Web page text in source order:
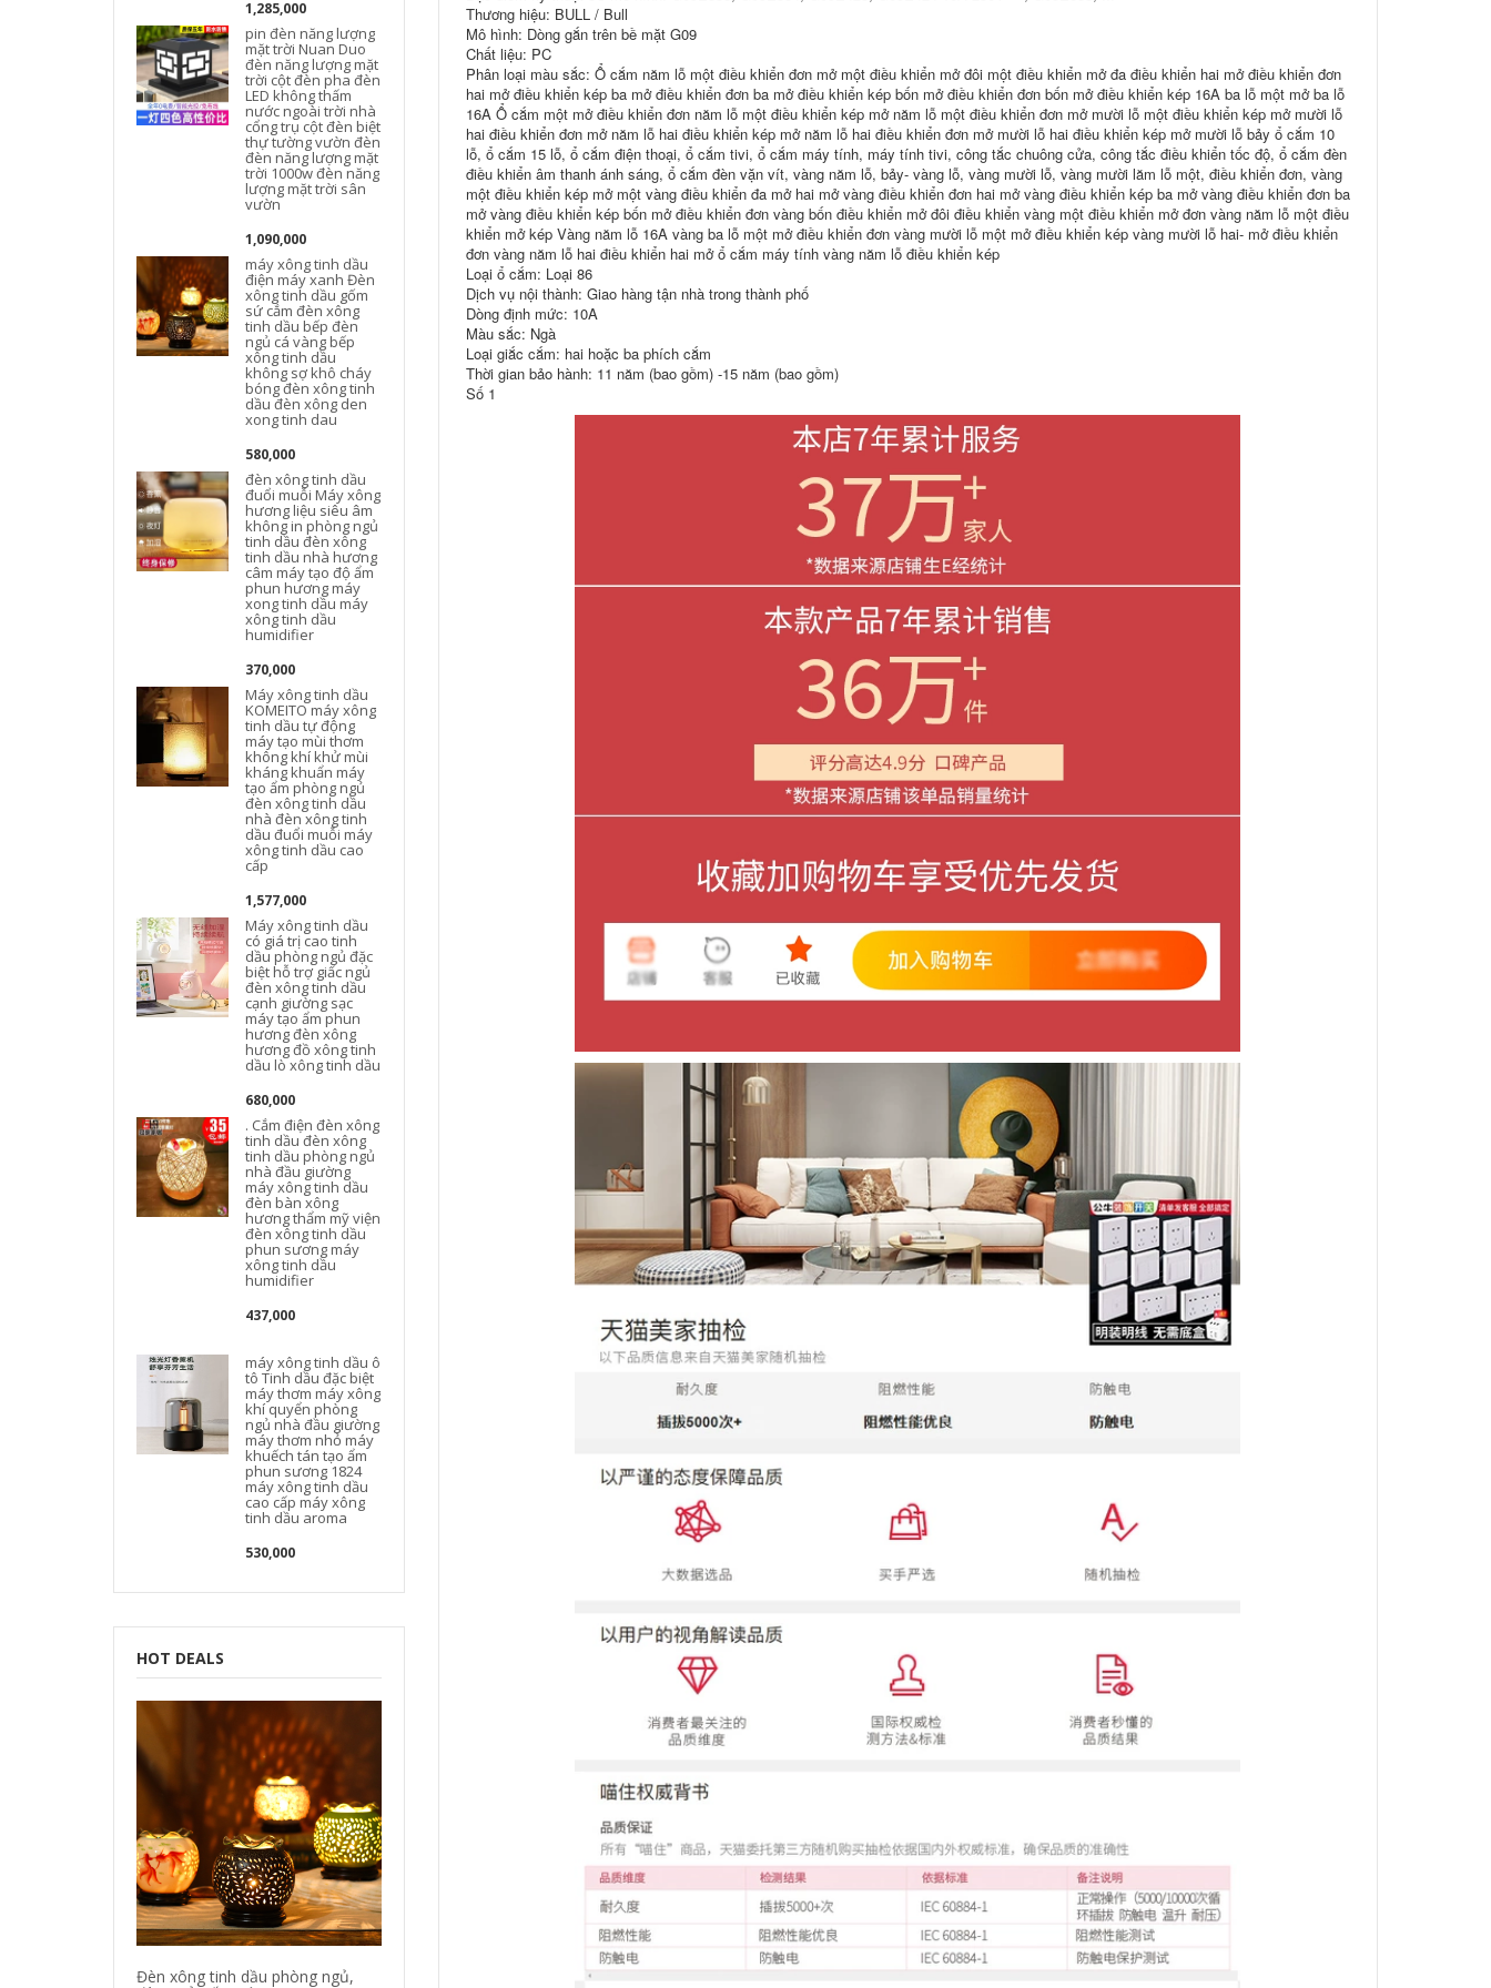
1,285,000
pin đèn năng lượng
mặt trời Nuan Duo
đèn năng lượng mặt
trời cột đèn pha đèn
LED không thấm
nước ngoài trời nhà
cổng trụ cột đèn biệt
thự tường vườn đèn
đèn năng lượng mặt
trời 1000w đèn năng
lượng mặt trời sân
vườn
1,090,000
máy xông tinh dầu
điện máy xanh Đèn
xông tinh dầu gốm
sứ cắm đèn xông
tinh dầu bếp đèn
ngủ cá vàng bếp
xông tinh dầu
không sợ khô cháy
bóng đèn xông tinh
dầu đèn xông den
xong tinh dau
580,000
đèn xông tinh dầu
đuổi muỗi Máy xông
hương liệu siêu âm
không in phòng ngủ
tinh dầu đèn xông
tinh dầu nhà hương
câm máy tạo độ ẩm
phun hương máy
xong tinh dầu máy
xông tinh dầu
humidifier
370,000
Máy xông tinh dầu
KOMEITO máy xông
tinh dầu tự động
máy tạo mùi thơm
không khí khử mùi
kháng khuẩn máy
tạo ẩm phòng ngủ
đèn xông tinh dầu
nhà đèn xông tinh
dầu đuổi muỗi máy
xông tinh dầu cao
cấp
1,577,000
Máy xông tinh dầu
có giá trị cao tinh
dầu phòng ngủ đặc
biệt hỗ trợ giấc ngủ
đèn xông tinh dầu
cạnh giường sạc
máy tạo ẩm phun
hương đèn xông
hương đồ xông tinh
dầu lò xông tinh dầu
680,000
. Cắm điện đèn xông
tinh dầu đèn xông
tinh dầu phòng ngủ
nhà đầu giường
máy xông tinh dầu
đèn bàn xông
hương thẩm mỹ viện
đèn xông tinh dầu
phun sương máy
xông tinh dầu
humidifier
437,000
máy xông tinh dầu ô
tô Tinh dầu đặc biệt
máy thơm máy xông
khí quyển phòng
ngủ nhà đầu giường
máy thơm nhỏ máy
khuếch tán tạo ẩm
phun sương 1824
máy xông tinh dầu
cao cấp máy xông
tinh dầu aroma
530,000
máy xông tinh dầu
594,000
máy xông tinh dầu
humidifier Liuli
home phòng ngủ
thơm trị liệu tạo ẩm
hỗ trợ giấc ngủ đèn
xông tinh dầu máy
trợ giúp giấc ngủ
siêu âm máy xông
hương đèn xông
hương đèn thắp
hương đèn xông
tinh dầu gỗ đốt tinh
dầu
1,762,000
đèn sưởi nhà tắm
âm trần Đèn đèn
lồng truyền thống
Yuba Đèn hâm mộ
Đèn tích hợp Đèn
tích hợp Nhà vệ sinh
Lào -Kiểu trần Bong
xả ấm Ác đèn sưởi
đèn hồng ngoại
gia đình Đèn sưởi
nhà tắm máy sưởi
phí đèn sưởi phòng
tắm treo tường sưởi
ấm không khí sưởi
cháy nổ đèn sưởi
ấm giá đèn sưởi
âm trần
764,000
máy sưởi phòng
ngủ Op ánh sáng
bóng đèn LED sưởi
ấm bong bóng sưởi
ấm treo tường Yuba
bóng bong bóng
phòng tắm phòng
tắm chống cháy nổ
hộ gia đình nên
mua đèn sưởi nhà
sưởi phòng tắm
đèn sưởi nhà tắm
Yuba bóng đèn sưởi
không thấm nước
chống cháy nổ bóng
đèn chiếu sáng
sưởi nhà tắm đèn
sưởi nhà tắm âm
đèn nam châm âm
trần Đèn trần LED
Ultra -thin LED
Square Square
Phòng khách Đèn
giản Đơn giản hiện
đại đèn chùm thả
trần op tran
Phòng ngủ ban
công hình chữ nhật
mới đèn op tran
đèn vuông âm trần
đèn led âm tường
Đèn trần LED Đèn
phòng ngủ tối giản
trần philips chính
hãng đèn downlight
9w rạng đông
852,000
-Điều chỉnh ánh
sáng không có ánh
sáng phòng ngủ
sáng tạo cá tính
áp màu hồng lãng
mạn đèn led mắt
trâu đèn thả văn
phòng
1,606,000
HOT DEALS
Đèn xông tinh dầu phòng ngủ,
Thương hiệu: BULL / Bull
Mô hình: Dòng gắn trên bề mặt G09
Chất liệu: PC
Phân loại màu sắc: Ổ cắm năm lỗ một điều khiển đơn mở một điều khiển mở đôi một điều khiển mở đa điều khiển hai mở điều khiển đơn
hai mở điều khiển kép ba mở điều khiển đơn ba mở điều khiển kép bốn mở điều khiển đơn bốn mở điều khiển kép 16A ba lỗ một mở ba lỗ
16A Ổ cắm một mở điều khiển đơn năm lỗ một điều khiển kép mở năm lỗ một điều khiển đơn mở mười lỗ một điều khiển kép mở mười lỗ
hai điều khiển đơn mở năm lỗ hai điều khiển kép mở năm lỗ hai điều khiển đơn mở mười lỗ hai điều khiển kép mở mười lỗ bảy ổ cắm 10
lỗ, ổ cắm 15 lỗ, ổ cắm điện thoại, ổ cắm tivi, ổ cắm máy tính, máy tính tivi, công tắc chuông cửa, công tắc điều khiển tốc độ, ổ cắm đèn
điều khiển âm thanh ánh sáng, ổ cắm đèn vặn vít, vàng năm lỗ, bảy- vàng lỗ, vàng mười lỗ, vàng mười lăm lỗ một, điều khiển đơn, vàng
một điều khiển kép mở một vàng điều khiển đa mở hai mở vàng điều khiển đơn hai mở vàng điều khiển kép ba mở vàng điều khiển đơn ba
mở vàng điều khiển kép bốn mở điều khiển đơn vàng bốn điều khiển mở đôi điều khiển vàng một điều khiển mở đơn vàng năm lỗ một điều
khiển mở kép Vàng năm lỗ 16A vàng ba lỗ một mở điều khiển đơn vàng mười lỗ một mở điều khiển kép vàng mười lỗ hai- mở điều khiển
đơn vàng năm lỗ hai điều khiển hai mở ổ cắm máy tính vàng năm lỗ điều khiển kép
Loại ổ cắm: Loại 86
Dịch vụ nội thành: Giao hàng tận nhà trong thành phố
Dòng định mức: 10A
Màu sắc: Ngà
Loại giắc cắm: hai hoặc ba phích cắm
Thời gian bảo hành: 11 năm (bao gồm) -15 năm (bao gồm)
Số 1